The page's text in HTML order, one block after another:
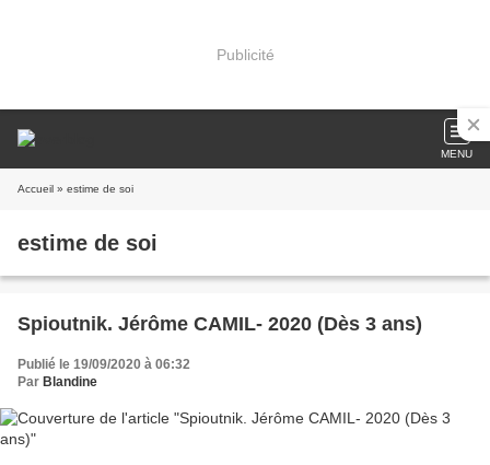
Publicité
MENU
Accueil » estime de soi
estime de soi
Spioutnik. Jérôme CAMIL- 2020 (Dès 3 ans)
Publié le 19/09/2020 à 06:32
Par Blandine